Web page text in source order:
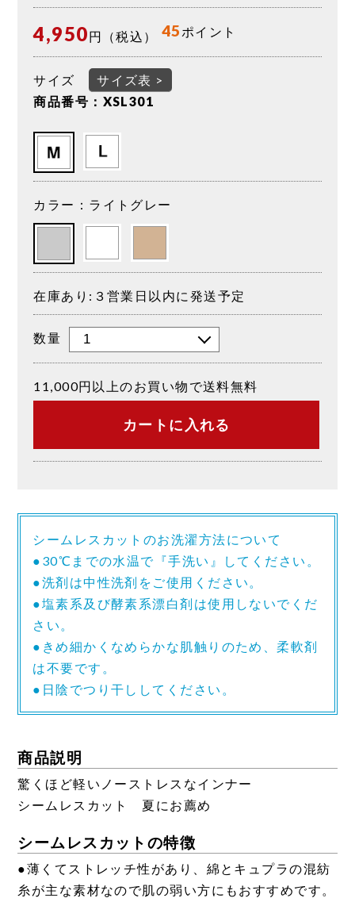
4,950円（税込） 45 ポイント
サイズ
サイズ表 >
商品番号：XSL301
カラー：ライトグレー
在庫あり:３営業日以内に発送予定
数量
11,000円以上のお買い物で送料無料
カートに入れる
シームレスカットのお洗濯方法について
●30℃までの水温で『手洗い』してください。
●洗剤は中性洗剤をご使用ください。
●塩素系及び酵素系漂白剤は使用しないでくだ
さい。
●きめ細かくなめらかな肌触りのため、柔軟剤
は不要です。
●日陰でつり干ししてください。
商品説明
驚くほど軽いノーストレスなインナー
シームレスカット 夏にお薦め
シームレスカットの特徴
●薄くてストレッチ性があり、綿とキュプラの混紡
糸が主な素材なので肌の弱い方にもおすすめです。